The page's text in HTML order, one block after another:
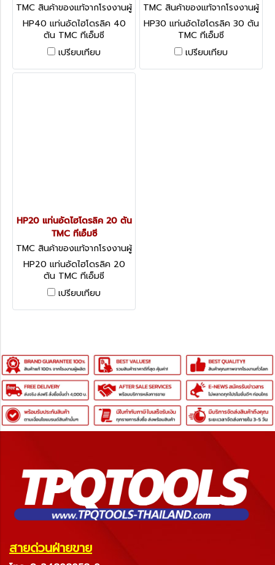
TMC สินค้าของแท้จากโรงงานผู้
ผลิต HP40
HP40 แท่นอัดไฮโดรลิค 40
ตัน TMC ทีเอ็มซี
เปรียบเทียบ
TMC สินค้าของแท้จากโรงงานผู้
ผลิต HP30
HP30 แท่นอัดไฮโดรลิค 30 ตัน
TMC ทีเอ็มซี
เปรียบเทียบ
HP20 แท่นอัดไฮโดรลิค 20 ตัน
TMC ทีเอ็มซี
TMC สินค้าของแท้จากโรงงานผู้
ผลิต HP20
HP20 แท่นอัดไฮโดรลิค 20
ตัน TMC ทีเอ็มซี
เปรียบเทียบ
สายด่วนฝ่ายขาย